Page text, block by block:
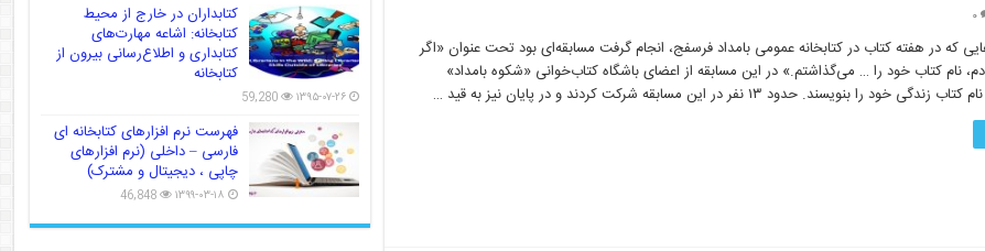
۰
که در هفته کتاب در کتابخانه عمومی بامداد فرسفج، انجام گرفت مسابقه‌ای بود تحت عنوان «اگر
نام کتاب خود را … می‌گذاشتم.» در این مسابقه از اعضای باشگاه کتاب‌خوانی «شکوه بامداد»
را بنویسند. حدود ۱۳ نفر در این مسابقه شرکت کردند و در پایان نیز به قید …
کتابداران در خارج از محیط
کتابخانه: اشاعه مهارت‌های
کتابداری و اطلاع‌رسانی بیرون از
کتابخانه
۱۳۹۵-۰۷-۲۶ 59,280
فهرست نرم افزارهای کتابخانه ای
فارسی – داخلی (نرم افزارهای
چاپی ، دیجیتال و مشترک)
۱۳۹۹-۰۳-۱۸ 46,848